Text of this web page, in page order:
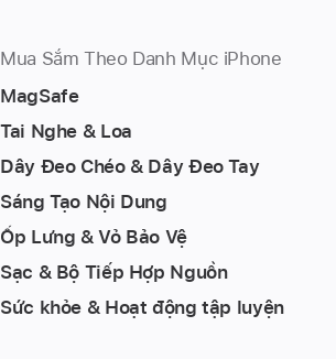
Mua Sắm Theo Danh Mục iPhone
MagSafe
Tai Nghe & Loa
Dây Đeo Chéo & Dây Đeo Tay
Sáng Tạo Nội Dung
Ốp Lưng & Vỏ Bảo Vệ
Sạc & Bộ Tiếp Hợp Nguồn
Sức khỏe & Hoạt động tập luyện